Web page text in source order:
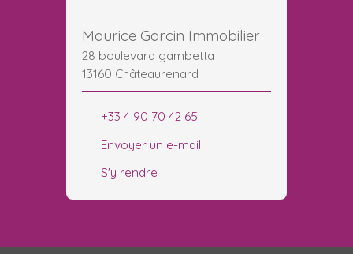
Maurice Garcin Immobilier
28 boulevard gambetta
13160 Châteaurenard
+33 4 90 70 42 65
Envoyer un e-mail
S'y rendre